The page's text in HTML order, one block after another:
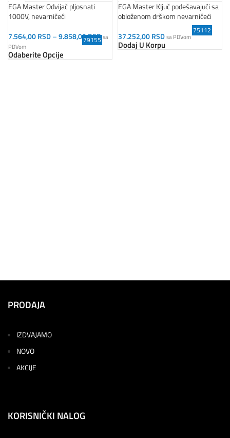
EGA Master Odvijač pljosnati
1000V, nevarničeći
7.564,00RSD–9.858,00RSDsa
PDVom
Odaberite Opcije
79155
EGA Master Ključ podešavajući sa
obloženom drškom nevarničeći
37.252,00RSDsa PDVom
Dodaj U Korpu
75112
PRODAJA
IZDVAJAMO
NOVO
AKCIJE
KORISNIČKI NALOG